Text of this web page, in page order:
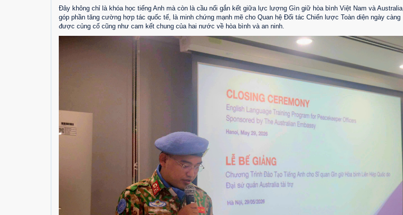
Đây không chỉ là khóa học tiếng Anh mà còn là cầu nối gắn kết giữa lực lượng Gìn giữ hòa bình Việt Nam và Australia,
góp phần tăng cường hợp tác quốc tế, là minh chứng mạnh mẽ cho Quan hệ Đối tác Chiến lược Toàn diện ngày càng
được củng cố cũng như cam kết chung của hai nước về hòa bình và an ninh.